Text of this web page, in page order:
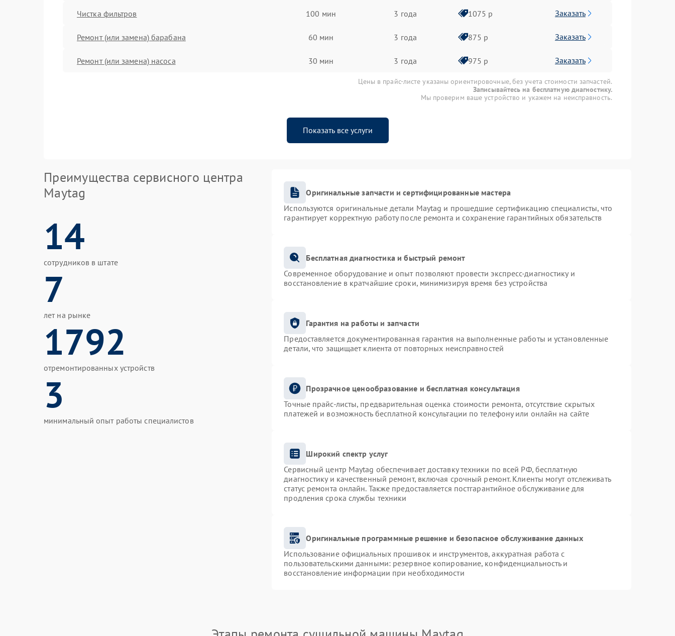
Чистка фильтров 100 мин 3 года 1075 р Заказать
Ремонт (или замена) барабана 60 мин 3 года 875 р Заказать
Ремонт (или замена) насоса 30 мин 3 года 975 р Заказать
Цены в прайс-листе указаны ориентировочные, без учета стоимости запчастей.
Записывайтесь на бесплатную диагностику.
Мы проверим ваше устройство и укажем на неисправность.
Показать все услуги
Преимущества сервисного центра
Maytag
14
сотрудников в штате
7
лет на рынке
1792
отремонтированных устройств
3
минимальный опыт работы специалистов
Оригинальные запчасти и сертифицированные мастера
Используются оригинальные детали Maytag и прошедшие сертификацию специалисты, что
гарантирует корректную работу после ремонта и сохранение гарантийных обязательств
Бесплатная диагностика и быстрый ремонт
Современное оборудование и опыт позволяют провести экспресс-диагностику и
восстановление в кратчайшие сроки, минимизируя время без устройства
Гарантия на работы и запчасти
Предоставляется документированная гарантия на выполненные работы и установленные
детали, что защищает клиента от повторных неисправностей
Прозрачное ценообразование и бесплатная консультация
Точные прайс-листы, предварительная оценка стоимости ремонта, отсутствие скрытых
платежей и возможность бесплатной консультации по телефону или онлайн на сайте
Широкий спектр услуг
Сервисный центр Maytag обеспечивает доставку техники по всей РФ, бесплатную
диагностику и качественный ремонт, включая срочный ремонт. Клиенты могут отслеживать
статус ремонта онлайн. Также предоставляется постгарантийное обслуживание для
продления срока службы техники
Оригинальные программные решение и безопасное обслуживание данных
Использование официальных прошивок и инструментов, аккуратная работа с
пользовательскими данными: резервное копирование, конфиденциальность и
восстановление информации при необходимости